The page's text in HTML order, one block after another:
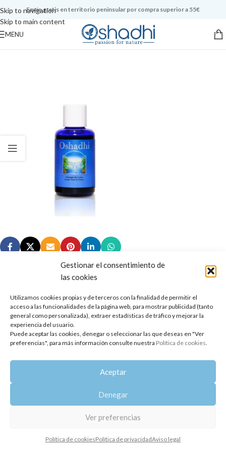
Gestionar el consentimiento de
las cookies
Utilizamos cookies propias y de terceros con la finalidad de permitir el
acceso a las funcionalidades de la página web, para mostrar publicidad (tanto
general como personalizada), extraer estadísticas de tráfico y mejorar la
experiencia del usuario.
Puede aceptar las cookies, denegar o seleccionar las que deseas en "Ver
preferencias", para más información consulte nuestra Política de cookies.
Aceptar
Denegar
Ver preferencias
Política de cookiesPolítica de privacidadAviso legal
Skip to navigation
Skip to main content
Envío gratis en territorio peninsular por compra superior a 55€
MENU
Copyright 2014-2025 Oshadhi España
Todos los derechos reservados.
Política de privacidad | Aviso legal | Política de cookies